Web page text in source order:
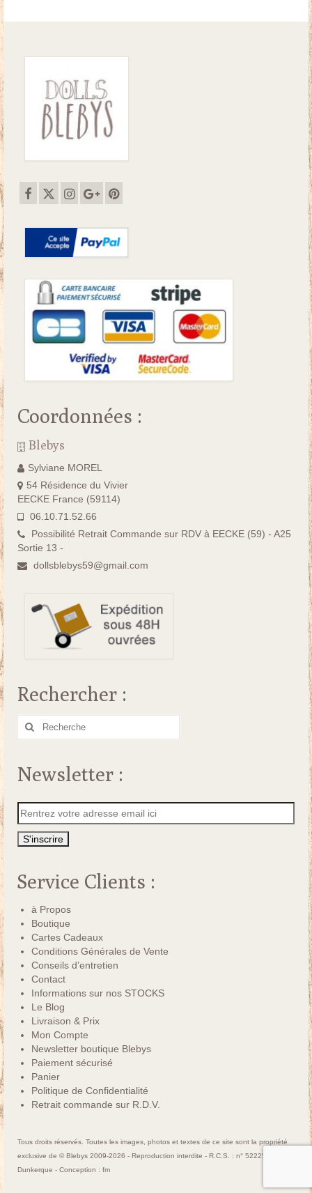
Coordonnées :
Blebys
Sylviane MOREL
54 Résidence du Vivier
EECKE France (59114)
06.10.71.52.66
Possibilité Retrait Commande sur RDV à EECKE (59) - A25
Sortie 13 -
dollsblebys59@gmail.com
Rechercher :
Rechercher
Newsletter :
Service Clients :
à Propos
Boutique
Cartes Cadeaux
Conditions Générales de Vente
Conseils d’entretien
Contact
Informations sur nos STOCKS
Le Blog
Livraison & Prix
Mon Compte
Newsletter boutique Blebys
Paiement sécurisé
Panier
Politique de Confidentialité
Retrait commande sur R.D.V.
Tous droits réservés. Toutes les images, photos et textes de ce site sont la propriété
exclusive de © Blebys 2009-2026 - Reproduction interdite - R.C.S. : n° 522250463
Dunkerque - Conception : fm